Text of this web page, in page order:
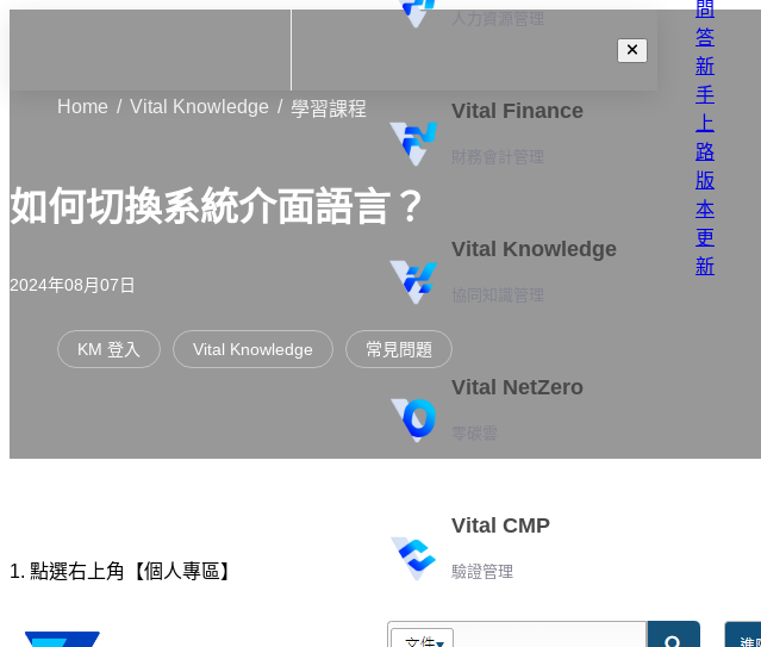
Vital Finance
Vital Knowledge
Vital NetZero
Vital CMP
驗證管理
問
答
新
手
上
路
版
本
更
新
Home
Vital Knowledge 學習課程
如何切換系統介面語言？
2024年08月07日
KM 登入 Vital Knowledge 常見問題
1. 點選右上角【個人專區】